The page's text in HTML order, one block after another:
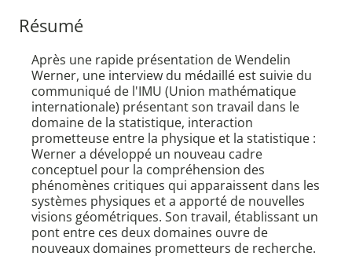
Résumé
Après une rapide présentation de Wendelin
Werner, une interview du médaillé est suivie du
communiqué de l'IMU (Union mathématique
internationale) présentant son travail dans le
domaine de la statistique, interaction
prometteuse entre la physique et la statistique :
Werner a développé un nouveau cadre
conceptuel pour la compréhension des
phénomènes critiques qui apparaissent dans les
systèmes physiques et a apporté de nouvelles
visions géométriques. Son travail, établissant un
pont entre ces deux domaines ouvre de
nouveaux domaines prometteurs de recherche.